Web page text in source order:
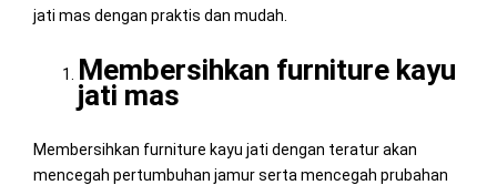
jati mas dengan praktis dan mudah.
Membersihkan furniture kayu
jati mas
Membersihkan furniture kayu jati dengan teratur akan
mencegah pertumbuhan jamur serta mencegah prubahan